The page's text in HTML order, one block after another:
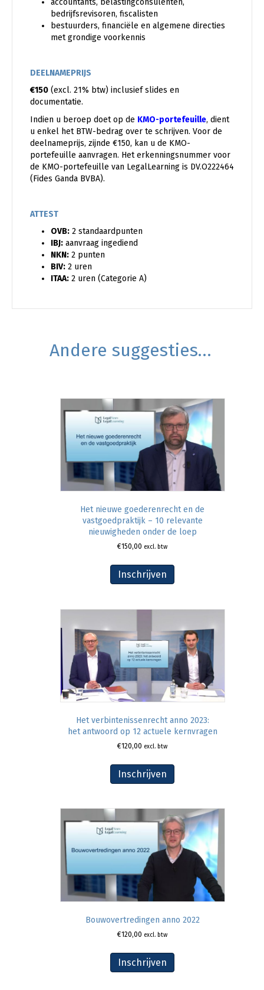
bedrijfsrevisoren, fiscalisten
bestuurders, financiële en algemene directies
met grondige voorkennis
DEELNAMEPRIJS
€150 (excl. 21% btw) inclusief slides en
documentatie.
Indien u beroep doet op de KMO-portefeuille, dient
u enkel het BTW-bedrag over te schrijven. Voor de
deelnameprijs, zijnde €150, kan u de KMO-
portefeuille aanvragen. Het erkenningsnummer voor
de KMO-portefeuille van LegalLearning is DV.O222464
(Fides Ganda BVBA).
ATTEST
OVB: 2 standaardpunten
IBJ: aanvraag ingediend
NKN: 2 punten
BIV: 2 uren
ITAA: 2 uren (Categorie A)
Andere suggesties…
Het nieuwe goederenrecht en de
vastgoedpraktijk – 10 relevante
nieuwigheden onder de loep
€150,00 excl. btw
Inschrijven
Het verbintenissenrecht anno 2023:
het antwoord op 12 actuele kernvragen
€120,00 excl. btw
Inschrijven
Bouwovertredingen anno 2022
€120,00 excl. btw
Inschrijven